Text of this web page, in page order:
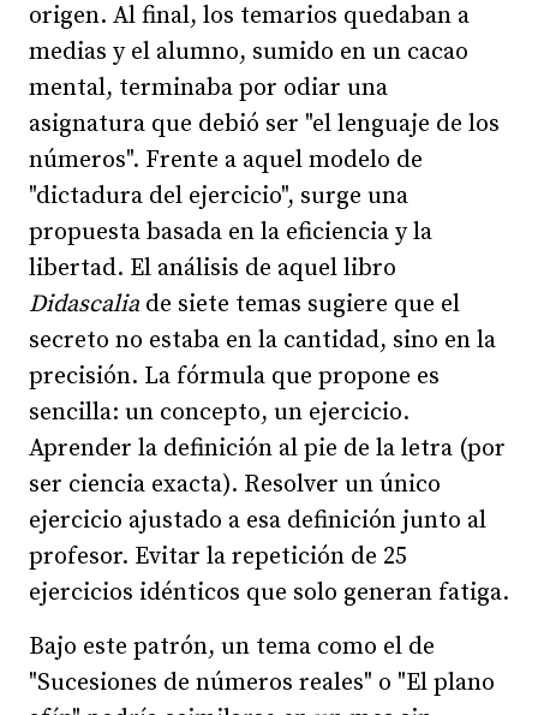
origen. Al final, los temarios quedaban a
medias y el alumno, sumido en un cacao
mental, terminaba por odiar una
asignatura que debió ser "el lenguaje de los
números". Frente a aquel modelo de
"dictadura del ejercicio", surge una
propuesta basada en la eficiencia y la
libertad. El análisis de aquel libro
Didascalia de siete temas sugiere que el
secreto no estaba en la cantidad, sino en la
precisión. La fórmula que propone es
sencilla: un concepto, un ejercicio.
Aprender la definición al pie de la letra (por
ser ciencia exacta). Resolver un único
ejercicio ajustado a esa definición junto al
profesor. Evitar la repetición de 25
ejercicios idénticos que solo generan fatiga.
Bajo este patrón, un tema como el de
"Sucesiones de números reales" o "El plano